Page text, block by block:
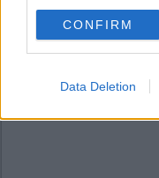
use your data for
consent section.
CONFIRM
Data Deletion